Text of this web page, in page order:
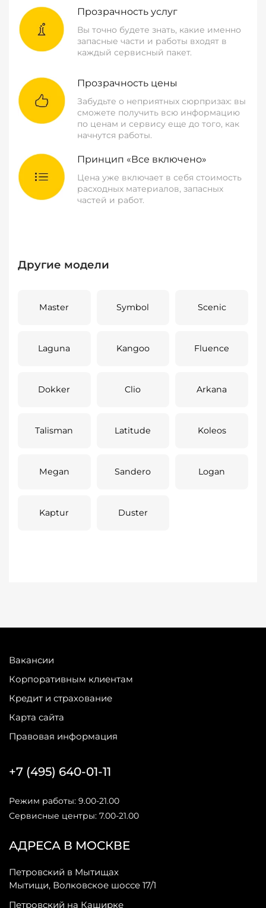
Прозрачность услуг
Вы точно будете знать, какие именно
запасные части и работы входят в
каждый сервисный пакет.
Прозрачность цены
Забудьте о неприятных сюрпризах: вы
сможете получить всю информацию
по ценам и сервису еще до того, как
начнутся работы.
Принцип «Все включено»
Цена уже включает в себя стоимость
расходных материалов, запасных
частей и работ.
Другие модели
Master Symbol Scenic
Laguna Kangoo Fluence
Dokker Clio Arkana
Talisman Latitude Koleos
Megan Sandero Logan
Kaptur Duster
Вакансии
Корпоративным клиентам
Кредит и страхование
Карта сайта
Правовая информация
АДРЕСА В МОСКВЕ
Петровский в Мытищах
Мытищи, Волковское шоссе 17/1
Петровский на Каширке
+7 (495) 640-01-11
Режим работы: 9.00-21.00
Сервисные центры: 7.00-21.00